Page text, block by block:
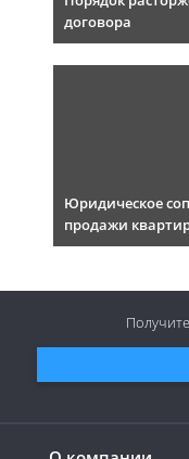
договора
Юридическое
продажи